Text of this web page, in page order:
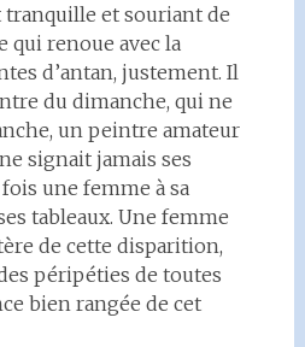
tranquille et souriant de
qui renoue avec la
d’antan, justement. Il
du dimanche, qui ne
un peintre amateur
signait jamais ses
une femme à sa
tableaux. Une femme
de cette disparition,
péripéties de toutes
bien rangée de cet